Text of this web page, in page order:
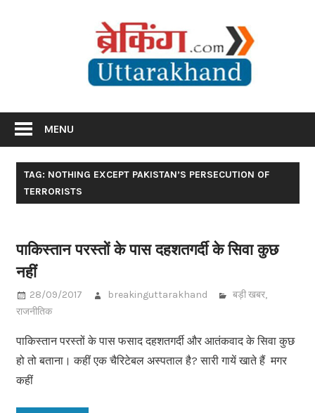
MENU
TAG: NOTHING EXCEPT PAKISTAN’S PERSECUTION OF
TERRORISTS
पाकिस्तान परस्तों के पास दहशतगर्दी के सिवा कुछ
नहीं
28/09/2017 breakinguttarakhand बड़ी खबर,
राजनीतिक
पाकिस्तान परस्तों के पास फसाद दहशतगर्दी और आतंकवाद के सिवा कुछ
हो तो बताना। कहीं एक चैरिटेबल अस्पताल है? सारी गायें खाते हैं मगर
कहीं